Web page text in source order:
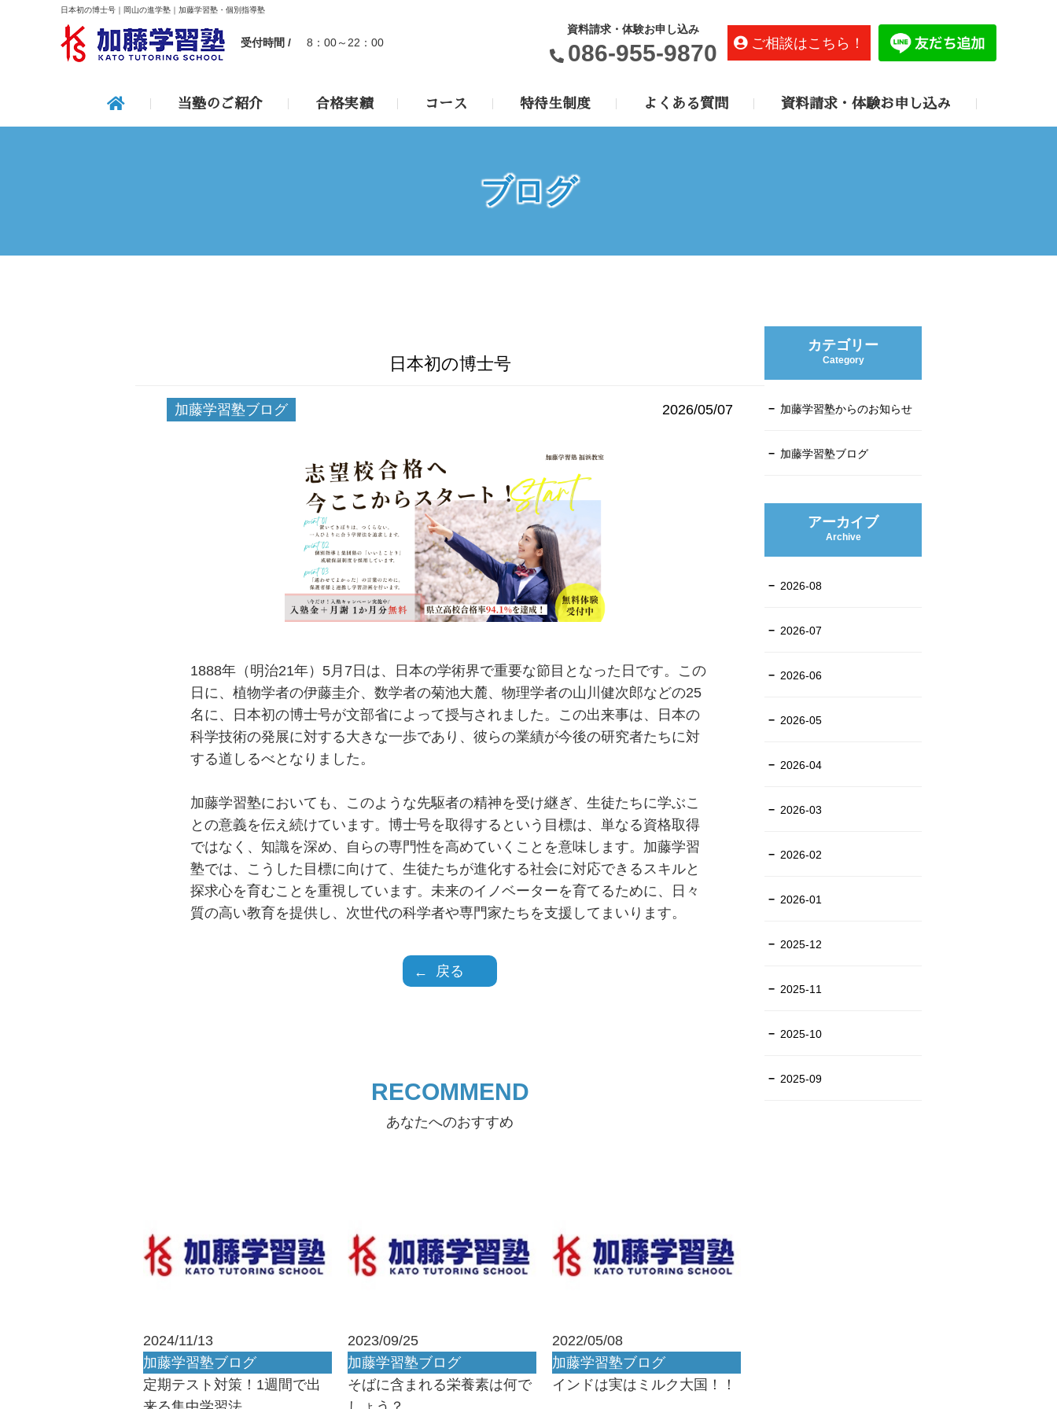
日本初の博士号｜岡山の進学塾｜加藤学習塾・個別指導塾
受付時間 / 8：00～22：00
資料請求・体験お申し込み
086-955-9870 ご相談はこちら！
当塾のご紹介 合格実績 コース 特待生制度 よくある質問 資料請求・体験お申し込み
ブログ
日本初の博士号
加藤学習塾ブログ 2026/05/07
1888年（明治21年）5月7日は、日本の学術界で重要な節目となった日です。この
日に、植物学者の伊藤圭介、数学者の菊池大麓、物理学者の山川健次郎などの25
名に、日本初の博士号が文部省によって授与されました。この出来事は、日本の
科学技術の発展に対する大きな一歩であり、彼らの業績が今後の研究者たちに対
する道しるべとなりました。
加藤学習塾においても、このような先駆者の精神を受け継ぎ、生徒たちに学ぶこ
との意義を伝え続けています。博士号を取得するという目標は、単なる資格取得
ではなく、知識を深め、自らの専門性を高めていくことを意味します。加藤学習
塾では、こうした目標に向けて、生徒たちが進化する社会に対応できるスキルと
探求心を育むことを重視しています。未来のイノベーターを育てるために、日々
質の高い教育を提供し、次世代の科学者や専門家たちを支援してまいります。
戻る
RECOMMEND
あなたへのおすすめ
2024/11/13
加藤学習塾ブログ
定期テスト対策！1週間で出
2023/09/25
加藤学習塾ブログ
そばに含まれる栄養素は何で
2022/05/08
加藤学習塾ブログ
インドは実はミルク大国！！
カテゴリー
Category
加藤学習塾からのお知らせ
加藤学習塾ブログ
アーカイブ
Archive
2026-08
2026-07
2026-06
2026-05
2026-04
2026-03
2026-02
2026-01
2025-12
2025-11
2025-10
2025-09